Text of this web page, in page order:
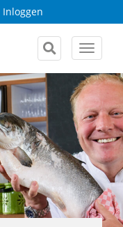
Inloggen
Toggle